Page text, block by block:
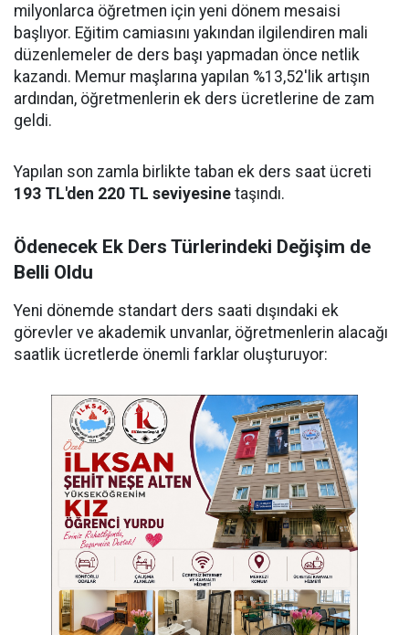
milyonlarca öğretmen için yeni dönem mesaisi
başlıyor. Eğitim camiasını yakından ilgilendiren mali
düzenlemeler de ders başı yapmadan önce netlik
kazandı. Memur maşlarına yapılan %13,52'lik artışın
ardından, öğretmenlerin ek ders ücretlerine de zam
geldi.
Yapılan son zamla birlikte taban ek ders saat ücreti
193 TL'den 220 TL seviyesine taşındı.
Ödenecek Ek Ders Türlerindeki Değişim de
Belli Oldu
Yeni dönemde standart ders saati dışındaki ek
görevler ve akademik unvanlar, öğretmenlerin alacağı
saatlik ücretlerde önemli farklar oluşturuyor: